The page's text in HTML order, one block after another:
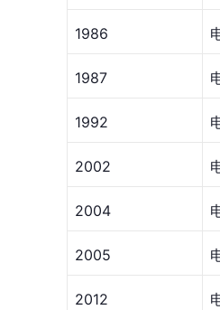
1986
1987
1992
2002
2004
2005
2012